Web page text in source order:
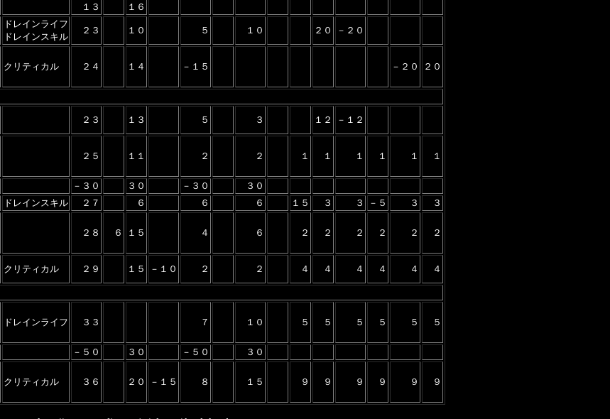
１３ １６
ドレインライフ
ドレインスキル
２３ １０ ５ １０ ２０ －２０
クリティカル ２４ １４ －１５ －２０ ２０
２３ １３ ５ ３ １２ －１２
２５ １１ ２ ２ １ １ １ １ １ １
－３０ ３０ －３０
３０
ドレインスキル ２７ ６ ６ ６ １５ ３ ３ －５ ３ ３
２８ ６ １５ ４ ６ ２ ２ ２ ２ ２ ２
クリティカル ２９ １５ －１０ ２ ２ ４ ４ ４ ４ ４ ４
ドレインライフ ３３ ７ １０ ５ ５ ５ ５ ５ ５
－５０ ３０ －５０ ３０
クリティカル ３６ ２０ －１５ ８ １５ ９ ９ ９ ９ ９ ９